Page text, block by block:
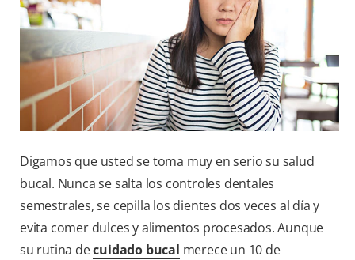
CUPONES
SUSCRÍBASE
Digamos que usted se toma muy en serio su salud
bucal. Nunca se salta los controles dentales
semestrales, se cepilla los dientes dos veces al día y
evita comer dulces y alimentos procesados. Aunque
su rutina decuidado bucal merece un 10 de